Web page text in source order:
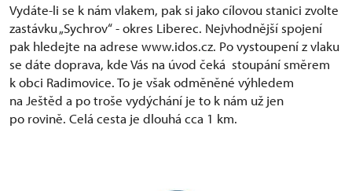
Vydáte-li se k nám vlakem, pak si jako cílovou stanici zvolte
zastávku „Sychrov“ - okres Liberec. Nejvhodnější spojení
pak hledejte na adrese www.idos.cz. Po vystoupení z vlaku
se dáte doprava, kde Vás na úvod čeká stoupání směrem
k obci Radimovice. To je však odměněné výhledem
na Ještěd a po troše vydýchání je to k nám už jen
po rovině. Celá cesta je dlouhá cca 1 km.